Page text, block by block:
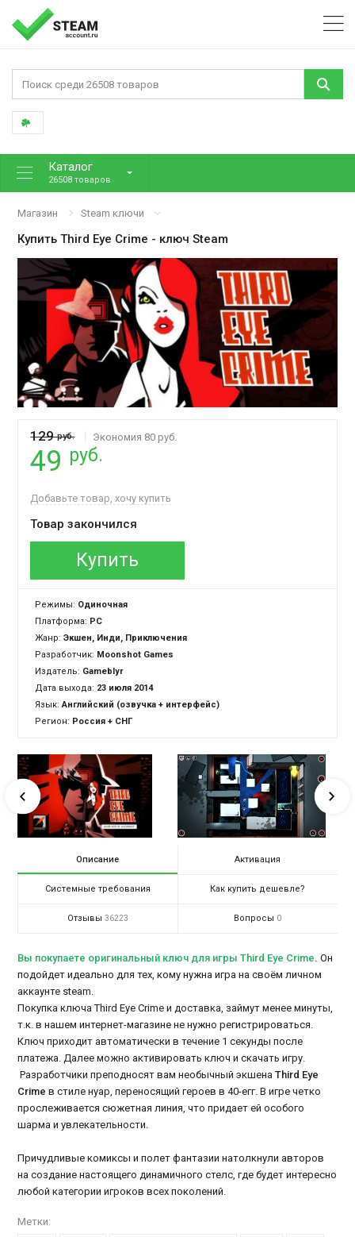
Каталог
26508 товаров
Магазин Steam ключи
КупитьThird Eye Crime - ключ Steam
129руб. Экономия 80 руб.
49 руб.
Добавьте товар, хочу купить
Товар закончился
Купить
Режимы: Одиночная
Платформа: PC
Жанр:Экшен, Инди, Приключения
Разработчик: Moonshot Games
Издатель: Gameblyr
Дата выхода: 23 июля 2014
Язык:Английский (озвучка + интерфейс)
Регион: Россия + СНГ
Описание Активация
Системные требования Как купить дешевле?
Отзывы 36223 Вопросы 0
Вы покупаете оригинальный ключ для игры Third Eye Crime. Он
подойдет идеально для тех, кому нужна игра на своём личном
аккаунте steam.
Покупка ключа Third Eye Crime и доставка, займут менее минуты,
т.к. в нашем интернет-магазине не нужно регистрироваться.
Ключ приходит автоматически в течение 1 секунды после
платежа. Далее можно активировать ключ и скачать игру.
Разработчики преподносят вам необычный экшена Third Eye
Crime в стиле нуар, переносящий героев в 40-егг. В игре четко
прослеживается сюжетная линия, что придает ей особого
шарма и увлекательности.
Причудливые комиксы и полет фантазии натолкнули авторов
на создание настоящего динамичного стелс, где будет интересно
любой категории игроков всех поколений.
Метки: